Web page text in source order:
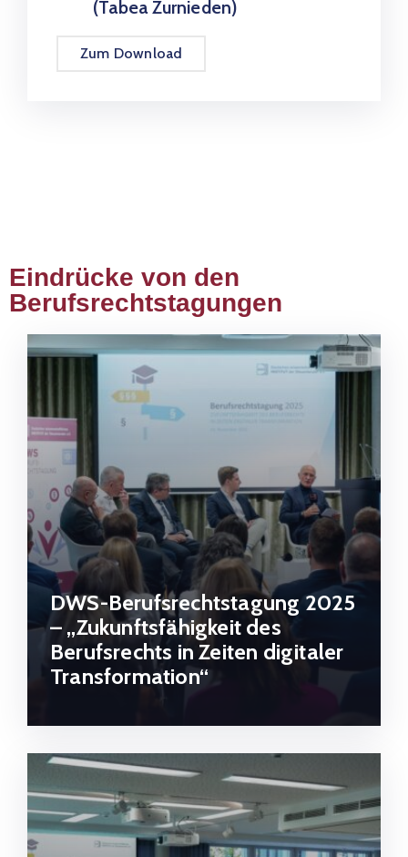
(Tabea Zurnieden)
Zum Download
Eindrücke von den
Berufsrechtstagungen
DWS-Berufsrechtstagung 2025
– „Zukunftsfähigkeit des
Berufsrechts in Zeiten digitaler
Transformation“